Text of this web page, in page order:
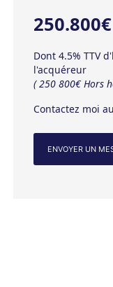
Dont 4.5% TTV
l'acquéreur
( 250 800€ Hors
Contactez moi
ENVOYER UN